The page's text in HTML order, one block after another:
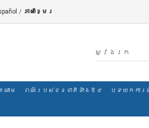
/ ភាសាខ្មែរ
ាម ពណ៌របស់ជនជាតិទាំង៥៤ បទយកការ